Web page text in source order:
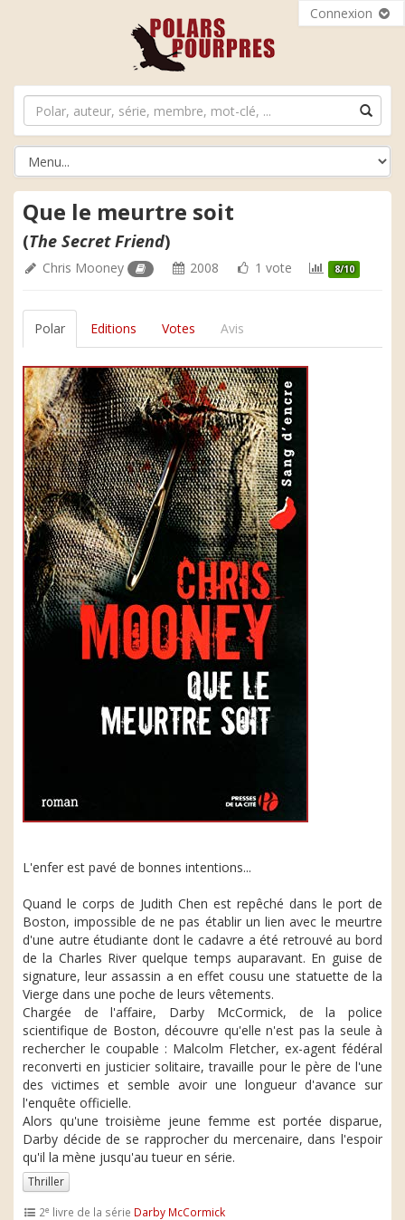
Connexion
Que le meurtre soit
(The Secret Friend)
Chris Mooney 2008 1 vote 8/10
Polar Editions Votes Avis
L'enfer est pavé de bonnes intentions...
Quand le corps de Judith Chen est repêché dans le port de
Boston, impossible de ne pas établir un lien avec le meurtre
d'une autre étudiante dont le cadavre a été retrouvé au bord
de la Charles River quelque temps auparavant. En guise de
signature, leur assassin a en effet cousu une statuette de la
Vierge dans une poche de leurs vêtements.
Chargée de l'affaire, Darby McCormick, de la police
scientifique de Boston, découvre qu'elle n'est pas la seule à
rechercher le coupable : Malcolm Fletcher, ex-agent fédéral
reconverti en justicier solitaire, travaille pour le père de l'une
des victimes et semble avoir une longueur d'avance sur
l'enquête officielle.
Alors qu'une troisième jeune femme est portée disparue,
Darby décide de se rapprocher du mercenaire, dans l'espoir
qu'il la mène jusqu'au tueur en série.
Thriller
2e livre de la série Darby McCormick